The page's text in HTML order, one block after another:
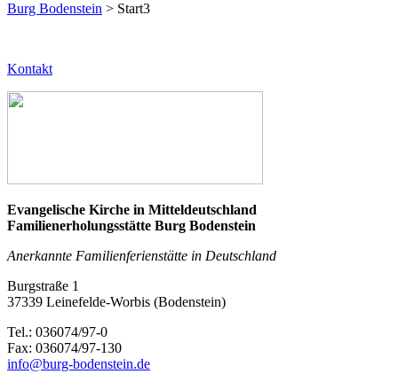
Burg Bodenstein > Start3
Kontakt
Evangelische Kirche in Mitteldeutschland
Familienerholungsstätte Burg Bodenstein
Anerkannte Familienferienstätte in Deutschland
Burgstraße 1
37339 Leinefelde-Worbis (Bodenstein)
Tel.: 036074/97-0
Fax: 036074/97-130
info@burg-bodenstein.de